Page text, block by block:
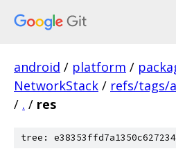
android / platform /
NetworkStack / refs/tags/
/ . / res
tree: